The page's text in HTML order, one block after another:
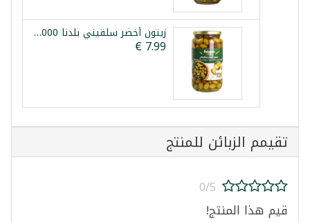
زيتون أخضر سلقيني بلدنا 1000غ
تقيمم الزبائن للمنتج
0/5
قيم هذا المنتج!